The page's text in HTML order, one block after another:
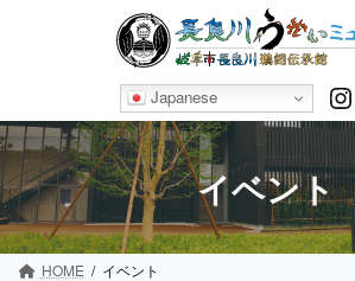
Japanese
イベント
HOME イベント